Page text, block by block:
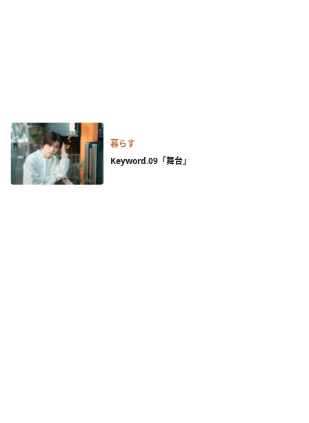
暮らす
Keyword.09「舞台」